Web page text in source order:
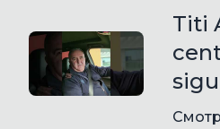
Titi